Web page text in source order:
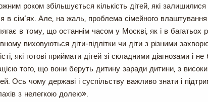
роком збільшується кількість дітей, які
в сім’ях. Але, на жаль, проблема сімейного
в тому, що останнім часом у Москві, як і в багатьох
виховуються діти-підлітки чи діти з різними
які готові приймати дітей зі складними діагнозами і не
того, що вони беруть дитину заради дитини, з
Ось чому державі і суспільству важливо знати і
з нелегкою долею».